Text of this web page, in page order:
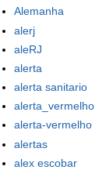
Alemanha
alerj
aleRJ
alerta
alerta sanitario
alerta_vermelho
alerta-vermelho
alertas
alex escobar